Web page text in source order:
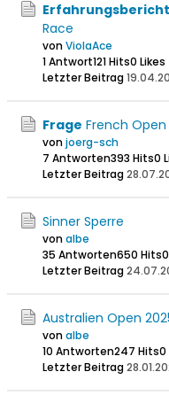
Erfahrungsbericht
Race
vonViolaAce
1 Antwort121 Hits0 Likes
Letzter Beitrag
Frage French Open
vonjoerg-sch
7 Antworten393 Hits0
Letzter Beitrag
Sinner Sperre
vonalbe
35 Antworten650 Hits
Letzter Beitrag
Australien Open
vonalbe
10 Antworten247 Hits0
Letzter Beitrag